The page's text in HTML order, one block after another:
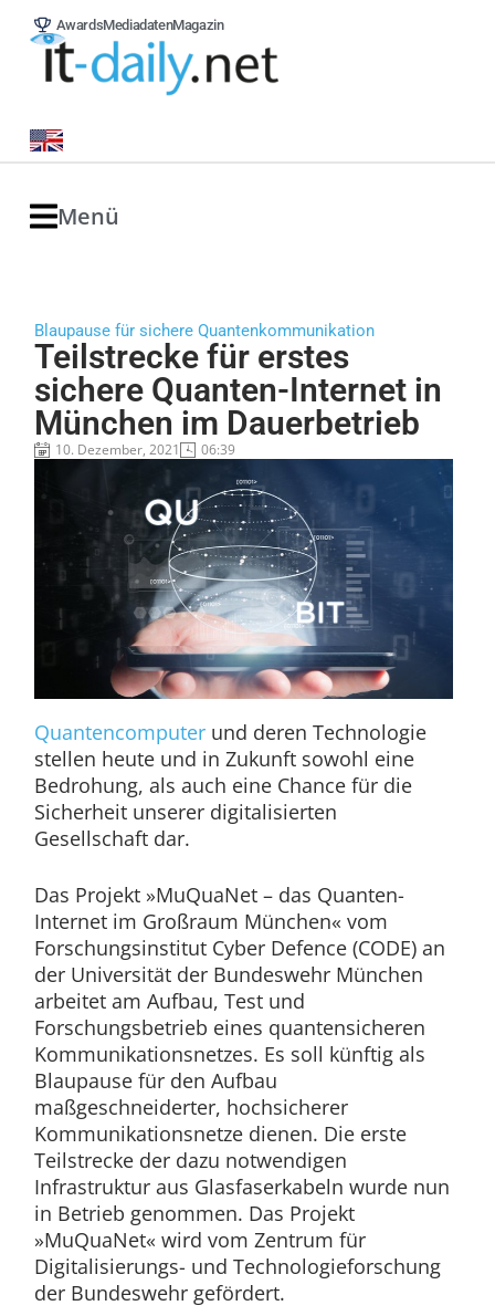
AwardsMediadatenMagazin
Menü
Blaupause für sichere Quantenkommunikation
Teilstrecke für erstes
sichere Quanten-Internet in
München im Dauerbetrieb
10. Dezember, 2021 06:39
Quantencomputerund deren Technologie
stellen heute und in Zukunft sowohl eine
Bedrohung, als auch eine Chance für die
Sicherheit unserer digitalisierten
Gesellschaft dar.
Das Projekt »MuQuaNet – das Quanten-
Internet im Großraum München« vom
Forschungsinstitut Cyber Defence (CODE) an
der Universität der Bundeswehr München
arbeitet am Aufbau, Test und
Forschungsbetrieb eines quantensicheren
Kommunikationsnetzes. Es soll künftig als
Blaupause für den Aufbau
maßgeschneiderter, hochsicherer
Kommunikationsnetze dienen. Die erste
Teilstrecke der dazu notwendigen
Infrastruktur aus Glasfaserkabeln wurde nun
in Betrieb genommen. Das Projekt
»MuQuaNet« wird vom Zentrum für
Digitalisierungs- und Technologieforschung
der Bundeswehr gefördert.